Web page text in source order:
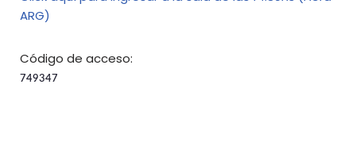
ARG)
Código de acceso:
749347